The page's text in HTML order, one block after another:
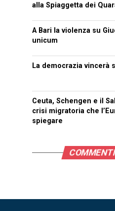
alla Spiaggetta dei
A Bari la violenza su
unicum
La democrazia vincerà
Ceuta, Schengen e il
crisi migratoria che
spiegare